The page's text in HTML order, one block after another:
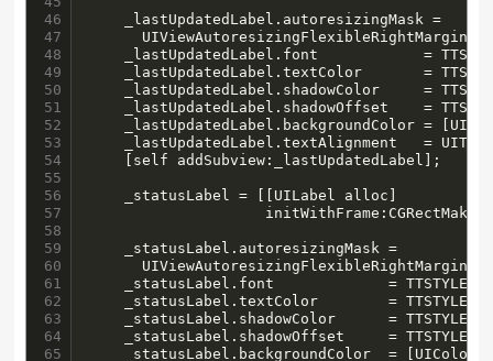
46
47
48
49
50
51
52
53
54
55
56
57
58
59
60
61
62
63
64
65
    _lastUpdatedLabel.autoresizingMask =
UIViewAutoresizingFlexibleRightMargin
_lastUpdatedLabel.font            =
_lastUpdatedLabel.textColor       =
_lastUpdatedLabel.shadowColor     =
_lastUpdatedLabel.shadowOffset    =
_lastUpdatedLabel.backgroundColor =
_lastUpdatedLabel.textAlignment   =
    [self addSubview:_lastUpdatedLabel];
    _statusLabel = [[UILabel alloc]
                    initWithFrame:CGRectMake(
    _statusLabel.autoresizingMask =
UIViewAutoresizingFlexibleRightMargin
_statusLabel.font             =
_statusLabel.textColor        =
_statusLabel.shadowColor      =
_statusLabel.shadowOffset     =
_statusLabel.backgroundColor  = [UIColor